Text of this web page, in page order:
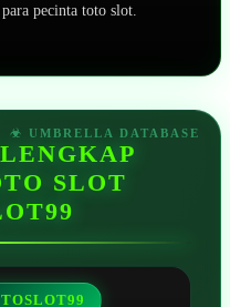
pecinta toto slot.
SLOT